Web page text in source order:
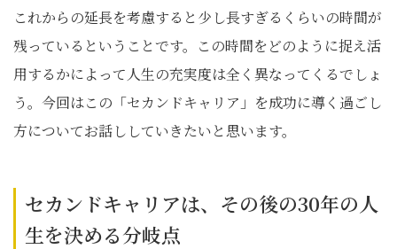
これからの延長を考慮すると少し長すぎるくらいの時間が
残っているということです。この時間をどのように捉え活
用するかによって人生の充実度は全く異なってくるでしょ
う。今回はこの「セカンドキャリア」を成功に導く過ごし
方についてお話ししていきたいと思います。
セカンドキャリアは、その後の30年の人
生を決める分岐点